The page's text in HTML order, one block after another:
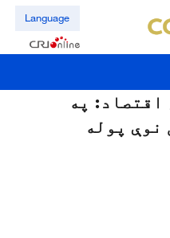
Language
اقتصاد: په
نوې پوله